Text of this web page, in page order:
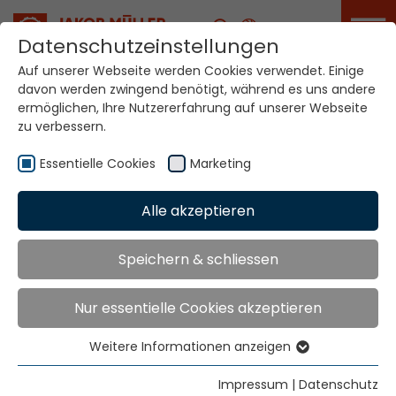
Karriere
Ihre Welt. Unsere
Technologien.
Home Korea
Globale Präsenz
Kims Trading Co.
Mr. Jung-Soo Kim
#801, The LIV Sejong Tower
132, Achasan-ro, Seongdong-gu
Datenschutzeinstellungen
Auf unserer Webseite werden Cookies verwendet. Einige
davon werden zwingend benötigt, während es uns andere
ermöglichen, Ihre Nutzererfahrung auf unserer Webseite
zu verbessern.
Essentielle Cookies Marketing
Alle akzeptieren
Speichern & schliessen
Nur essentielle Cookies akzeptieren
Essentielle Cookies
Essentielle Cookies werden für grundlegende
Weitere Informationen anzeigen
Impressum | Datenschutz